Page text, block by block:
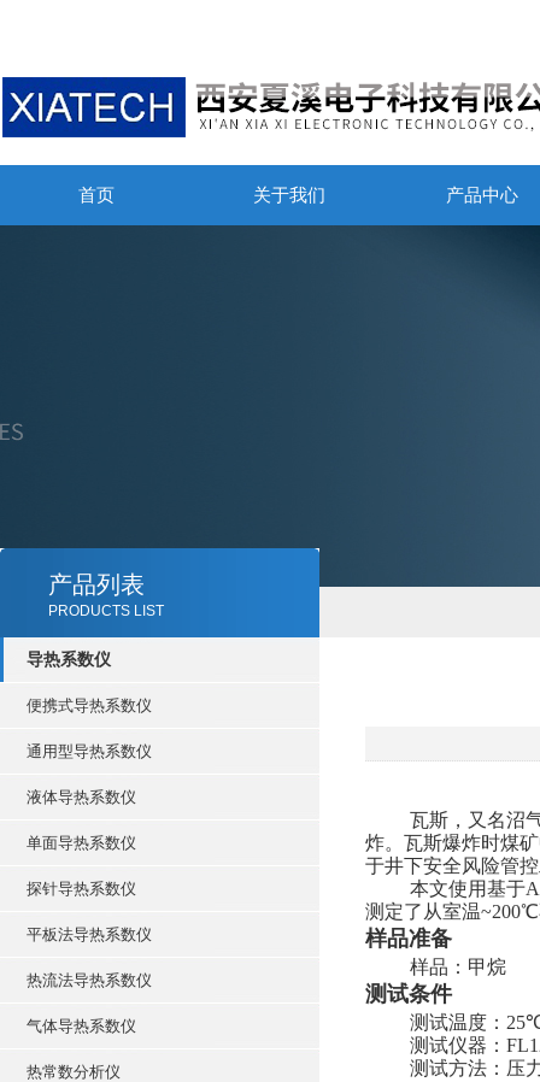
首页 关于我们 产品中心
产品列表
PRODUCTS LIST
导热系数仪
便携式导热系数仪
通用型导热系数仪
液体导热系数仪
单面导热系数仪
探针导热系数仪
平板法导热系数仪
热流法导热系数仪
气体导热系数仪
热常数分析仪
瓦斯，又名沼
炸。瓦斯爆炸时煤
于井下安全风险管
本文使用基于
测定了从室温~200℃
样品准备
样品：甲烷
测试条件
测试温度： 25
测试仪器：
测试方法：压